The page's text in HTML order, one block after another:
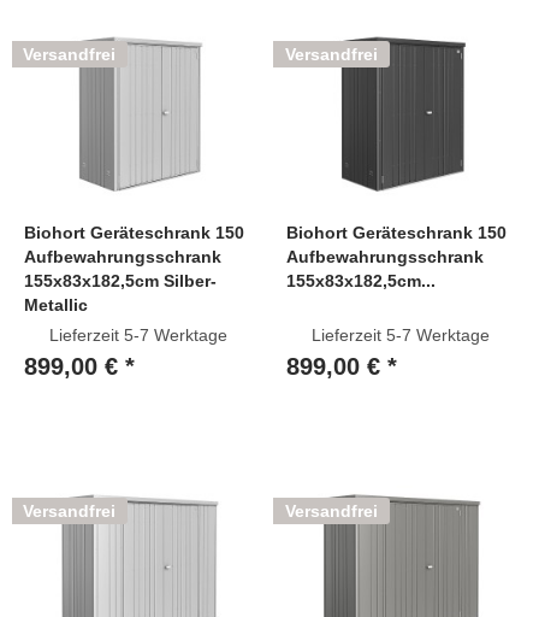
Versandfrei
Biohort Geräteschrank 150
Aufbewahrungsschrank
155x83x182,5cm Silber-
Metallic
Lieferzeit 5-7 Werktage
899,00 € *
Versandfrei
Biohort Geräteschrank 150
Aufbewahrungsschrank
155x83x182,5cm...
Lieferzeit 5-7 Werktage
899,00 € *
Versandfrei Versandfrei